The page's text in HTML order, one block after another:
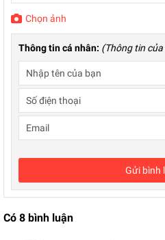
Chọn ảnh
Thông tin cá nhân: (Thông tin
Gửi bình
Có 8 bình luận